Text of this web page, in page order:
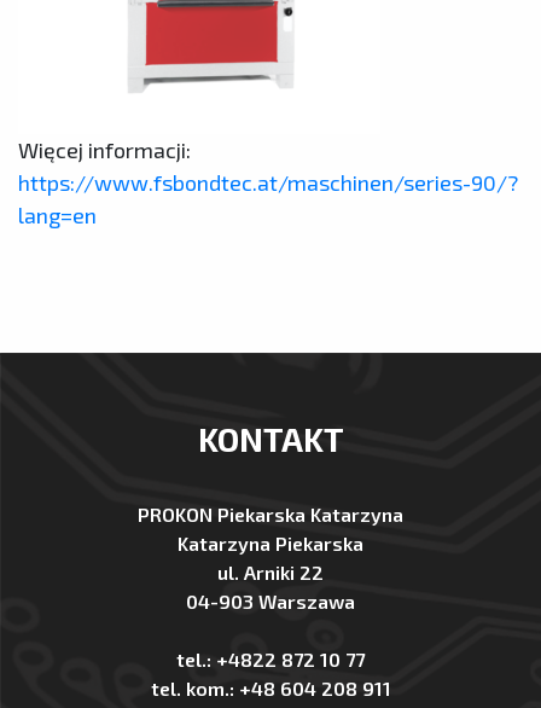
Więcej informacji:
https://www.fsbondtec.at/maschinen/series-90/?
lang=en
KONTAKT
PROKON Piekarska Katarzyna
Katarzyna Piekarska
ul. Arniki 22
04-903 Warszawa
tel.: +4822 872 10 77
tel. kom.: +48 604 208 911